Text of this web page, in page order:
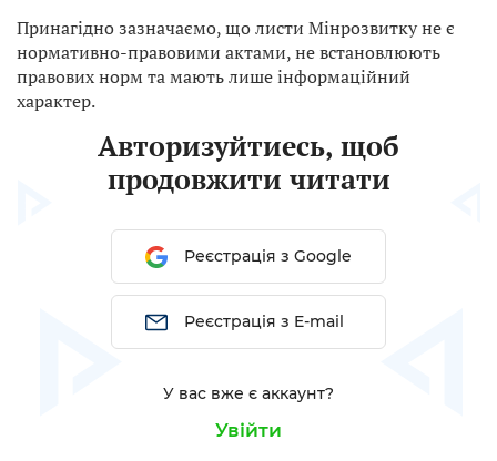
Принагідно зазначаємо, що листи Мінрозвитку не є
нормативно-правовими актами, не встановлюють
правових норм та мають лише інформаційний
характер.
Авторизуйтиесь, щоб
продовжити читати
Реєстрація з Google
Реєстрація з E-mail
У вас вже є аккаунт?
Увійти